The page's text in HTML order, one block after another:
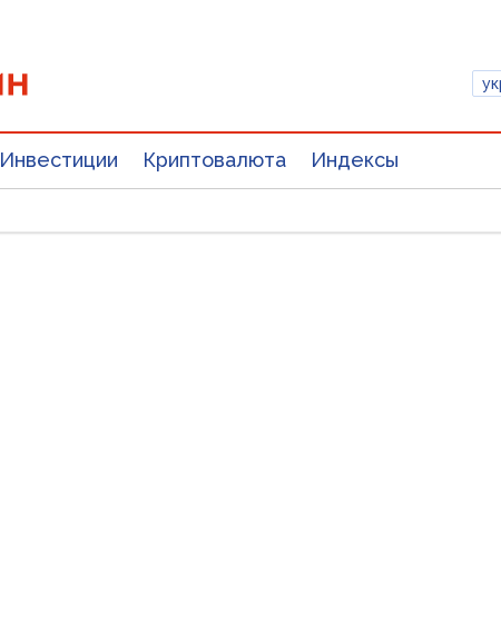
Инвестиции Криптовалюта Индексы